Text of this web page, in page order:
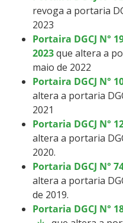
revoga a portaria
2023
Portaira DGCJ N°
2023que altera a
maio de 2022
Portaira DGCJ N°
altera a portaria
2021
Portaria DGCJ N°
altera a portaria
2020.
Portaria DGCJ N°
altera a portaria
de 2019.
Portaria DGCJ N°